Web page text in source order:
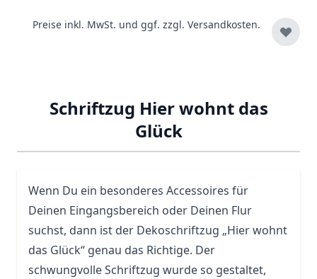
Preise inkl. MwSt. und ggf. zzgl. Versandkosten.
Schriftzug Hier wohnt das
Glück
Wenn Du ein besonderes Accessoires für
Deinen Eingangsbereich oder Deinen Flur
suchst, dann ist der Dekoschriftzug „Hier wohnt
das Glück“ genau das Richtige. Der
schwungvolle Schriftzug wurde so gestaltet,